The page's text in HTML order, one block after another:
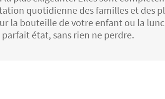
quotidienne des familles et des
la bouteille de votre enfant ou la
état, sans rien ne perdre.